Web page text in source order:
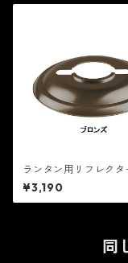
ランタン用リフレクタ
ンズ - FEUERHAND
¥3,190
同